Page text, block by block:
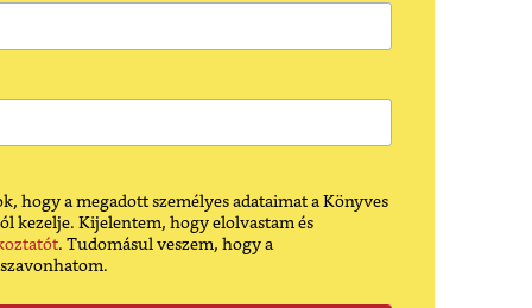
hogy a megadott személyes adataimat a Könyves
kezelje. Kijelentem, hogy elolvastam és
. Tudomásul veszem, hogy a